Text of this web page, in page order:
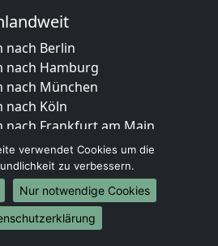
nach Berlin
nach Hamburg
nach München
nach Köln
nach Frankfurt am Main
nach Stuttgart
nach Düsseldorf
nach Leipzig
nach Dortmund
nach Essen
verwendet Cookies um die
zu verbessern.
Nur notwendige Cookies